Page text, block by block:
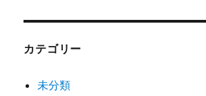
カテゴリー
未分類